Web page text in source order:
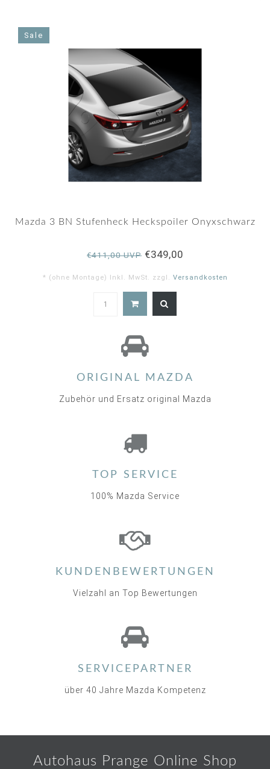
Sale
Mazda 3 BN Stufenheck Heckspoiler Onyxschwarz
€411,00 UVP €349,00
* (ohne Montage) Inkl. MwSt. zzgl. Versandkosten
ORIGINAL MAZDA
Zubehör und Ersatz original Mazda
TOP SERVICE
100% Mazda Service
KUNDENBEWERTUNGEN
Vielzahl an Top Bewertungen
SERVICEPARTNER
über 40 Jahre Mazda Kompetenz
Autohaus Prange Online Shop